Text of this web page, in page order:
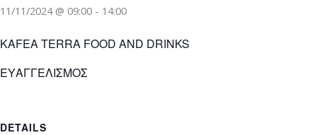
11/11/2024 @ 09:00 - 14:00
KAFEA TERRA FOOD AND DRINKS
ΕΥΑΓΓΕΛΙΣΜΟΣ
DETAILS